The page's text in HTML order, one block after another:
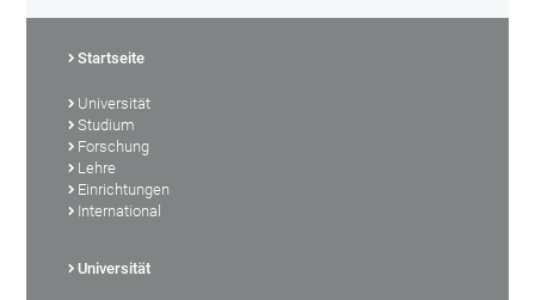
Startseite
Universität
Studium
Forschung
Lehre
Einrichtungen
International
Universität